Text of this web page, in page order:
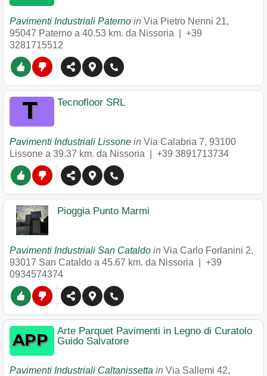
Pavimenti Industriali Paterno in Via Pietro Nenni 21,
95047 Paterno a 40.53 km. da Nissoria | +39
3281715512
Tecnofloor SRL
Pavimenti Industriali Lissone in Via Calabria 7, 93100
Lissone a 39.37 km. da Nissoria | +39 3891713734
Pioggia Punto Marmi
Pavimenti Industriali San Cataldo in Via Carlo Forlanini 2,
93017 San Cataldo a 45.67 km. da Nissoria | +39
0934574374
Arte Parquet Pavimenti in Legno di Curatolo
Guido Salvatore
Pavimenti Industriali Caltanissetta in Via Sallemi 42,